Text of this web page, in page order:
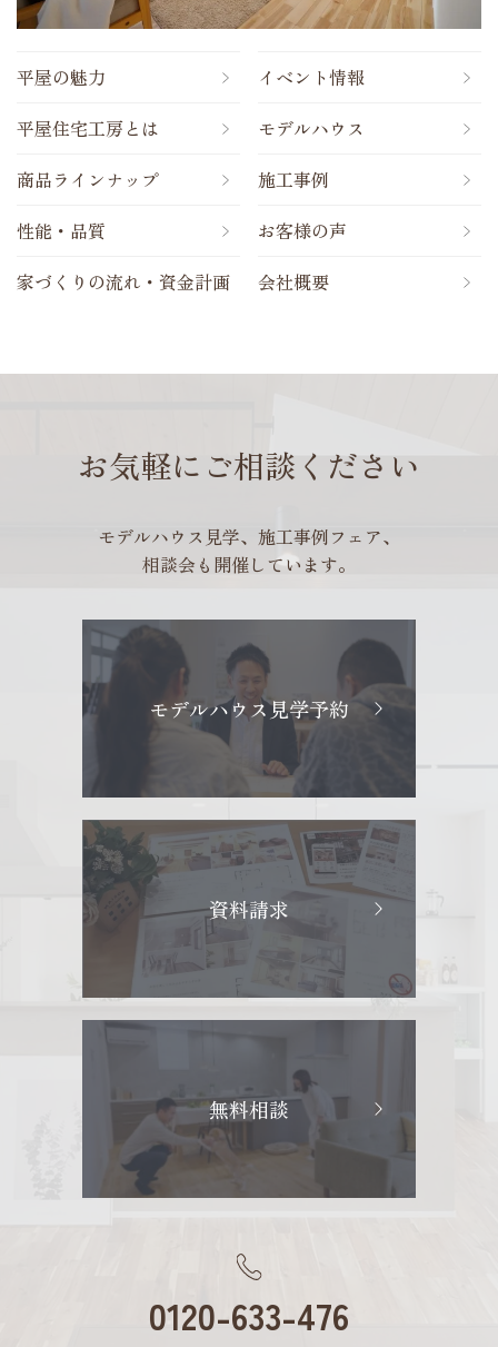
平屋の魅力
平屋住宅工房とは
商品ラインナップ
性能・品質
家づくりの流れ・資金計画
イベント情報
モデルハウス
施工事例
お客様の声
会社概要
お気軽にご相談ください
モデルハウス見学、施工事例フェア、
相談会も開催しています。
モデルハウス見学予約
資料請求
無料相談
0120-633-476